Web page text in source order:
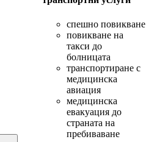
спешно повикване
повикване на
такси до
болницата
транспортиране с
медицинска
авиация
медицинска
евакуация до
страната на
пребиваване